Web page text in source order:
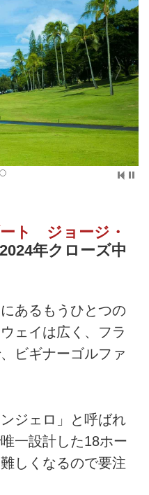
ト ジョージ・
年クローズ中
あるもうひとつの
ェイは広く、フラ
ビギナーゴルファ
ジェロ」と呼ばれ
一設計した18ホー
しくなるので要注